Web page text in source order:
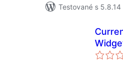
Testované s 5.8.14